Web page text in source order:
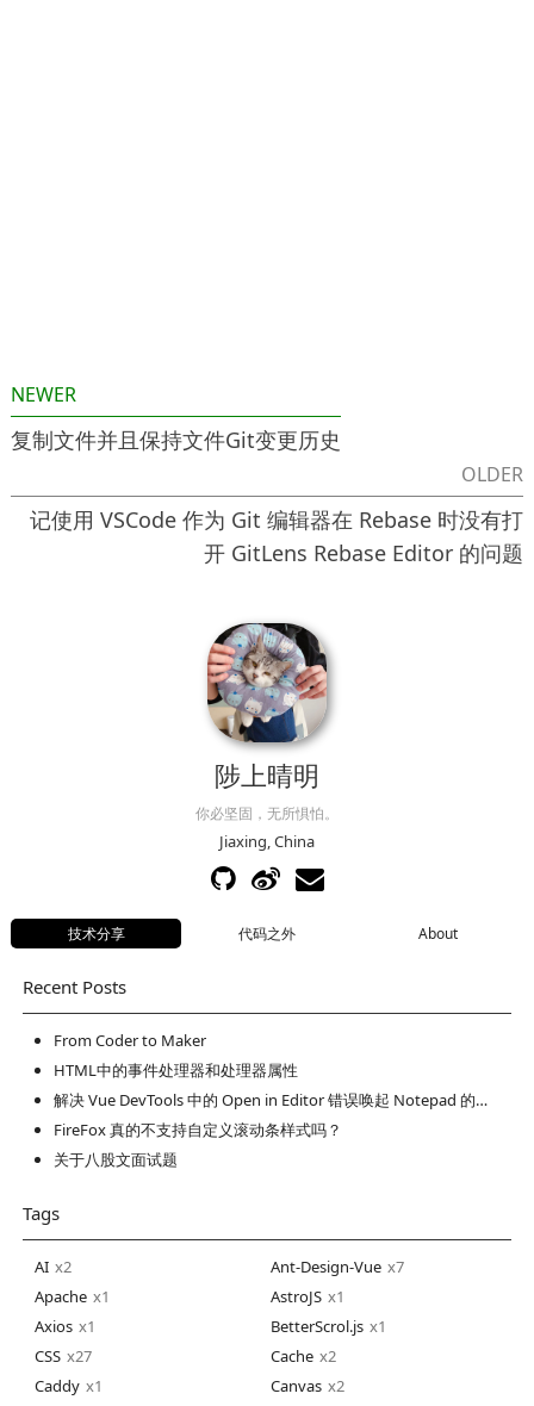
NEWER
复制文件并且保持文件Git变更历史
OLDER
记使用 VSCode 作为 Git 编辑器在 Rebase 时没有打
开 GitLens Rebase Editor 的问题
陟上晴明
你必坚固，无所惧怕。
Jiaxing, China
技术分享 代码之外 About
Recent Posts
From Coder to Maker
HTML中的事件处理器和处理器属性
解决 Vue DevTools 中的 Open in Editor 错误唤起 Notepad 的问题
FireFox 真的不支持自定义滚动条样式吗？
关于八股文面试题
Tags
AI 2 Ant-Design-Vue
7
Apache
1 AstroJS
1
Axios
1 BetterScrol.js
1
CSS
27 Cache
2
Caddy
1 Canvas
2